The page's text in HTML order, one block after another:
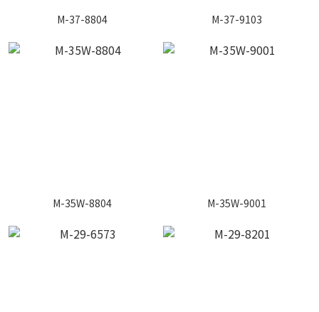
M-37-8804 M-37-9103
M-35W-8804 M-35W-9001